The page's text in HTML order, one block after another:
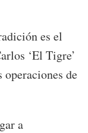
es el
‘El Tigre’
de
a